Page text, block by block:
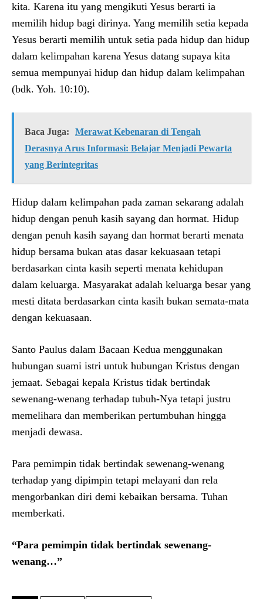
kita. Karena itu yang mengikuti Yesus berarti ia
memilih hidup bagi dirinya. Yang memilih setia kepada
Yesus berarti memilih untuk setia pada hidup dan hidup
dalam kelimpahan karena Yesus datang supaya kita
semua mempunyai hidup dan hidup dalam kelimpahan
(bdk. Yoh. 10:10).
Baca Juga:
Merawat Kebenaran di Tengah
Derasnya Arus Informasi: Belajar Menjadi Pewarta
yang Berintegritas
Hidup dalam kelimpahan pada zaman sekarang adalah
hidup dengan penuh kasih sayang dan hormat. Hidup
dengan penuh kasih sayang dan hormat berarti menata
hidup bersama bukan atas dasar kekuasaan tetapi
berdasarkan cinta kasih seperti menata kehidupan
dalam keluarga. Masyarakat adalah keluarga besar yang
mesti ditata berdasarkan cinta kasih bukan semata-mata
dengan kekuasaan.
Santo Paulus dalam Bacaan Kedua menggunakan
hubungan suami istri untuk hubungan Kristus dengan
jemaat. Sebagai kepala Kristus tidak bertindak
sewenang-wenang terhadap tubuh-Nya tetapi justru
memelihara dan memberikan pertumbuhan hingga
menjadi dewasa.
Para pemimpin tidak bertindak sewenang-wenang
terhadap yang dipimpin tetapi melayani dan rela
mengorbankan diri demi kebaikan bersama. Tuhan
memberkati.
“Para pemimpin tidak bertindak sewenang-
wenang…”